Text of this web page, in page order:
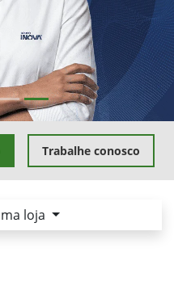
Trabalhe conosco
loja